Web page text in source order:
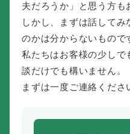
夫だろうか」と思う方も
しかし、まずは話して
のかは分からないもので
私たちはお客様の少しで
談だけでも構いません。
まずは一度ご連絡くださ